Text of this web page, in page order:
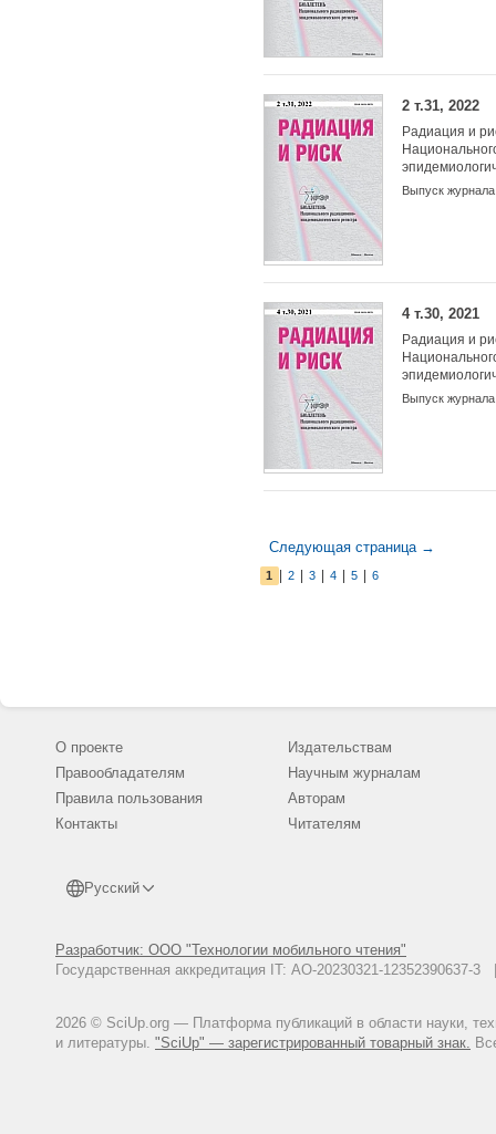
2 т.31, 2022
Радиация и
Выпуск журнала
4 т.30, 2021
Радиация и
Выпуск журнала
Следующая страница →
1 2 3 4 5 6
О проекте
Правообладателям
Правила пользования
Контакты
Русский
Разработчик: ООО "Технологии мобильного чтения"
Государственная аккредитация IT: АО-20230321-
2026 © SciUp.org — Платформа публикаций в области науки,
и литературы. "SciUp" — зарегистрированный товарный знак.
Издательствам
Научным журналам
Авторам
Читателям